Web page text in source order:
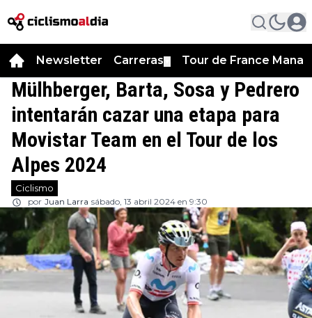
Newsletter Carreras Tour de France
Mülhberger, Barta, Sosa y Pedrero
intentarán cazar una etapa para
Movistar Team en el Tour de los
Alpes 2024
Ciclismo
por Juan Larra sábado, 13 abril 2024 en 9:30